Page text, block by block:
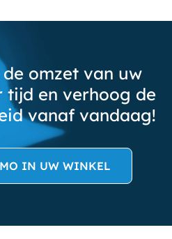
omzet van uw
tijd en verhoog de
vanaf vandaag!
IN UW WINKEL